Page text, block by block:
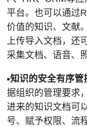
平台。也可以通过
价值的知识、文献
上传导入文档，还
采集文档、语音、
▪知识的安全有序管
据组织的管理要求
进来的知识文档可
号、赋予权限、流